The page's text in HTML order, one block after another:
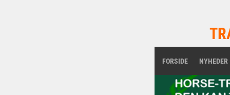
FORSIDE NYHEDER